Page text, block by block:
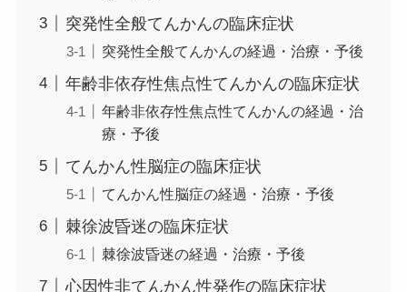
突発性全般てんかんの臨床症状
突発性全般てんかんの経過・治療・予後
年齢非依存性焦点性てんかんの臨床症状
年齢非依存性焦点性てんかんの経過・治
療・予後
てんかん性脳症の臨床症状
てんかん性脳症の経過・治療・予後
棘徐波昏迷の臨床症状
棘徐波昏迷の経過・治療・予後
心因性非てんかん性発作の臨床症状